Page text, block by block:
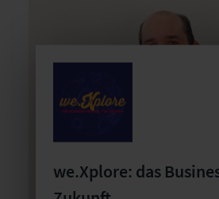
we.Xplore: das